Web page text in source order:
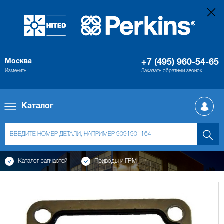
Москва
Изменить
+7 (495) 960-54-65
Заказать обратный звонок
Каталог
Каталог запчастей Приводы и ГРМ